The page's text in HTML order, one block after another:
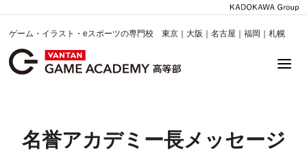
ゲーム・イラスト・eスポーツの専門校 東京｜大阪｜名古屋｜福岡｜札幌
名誉アカデミー長メッセージ